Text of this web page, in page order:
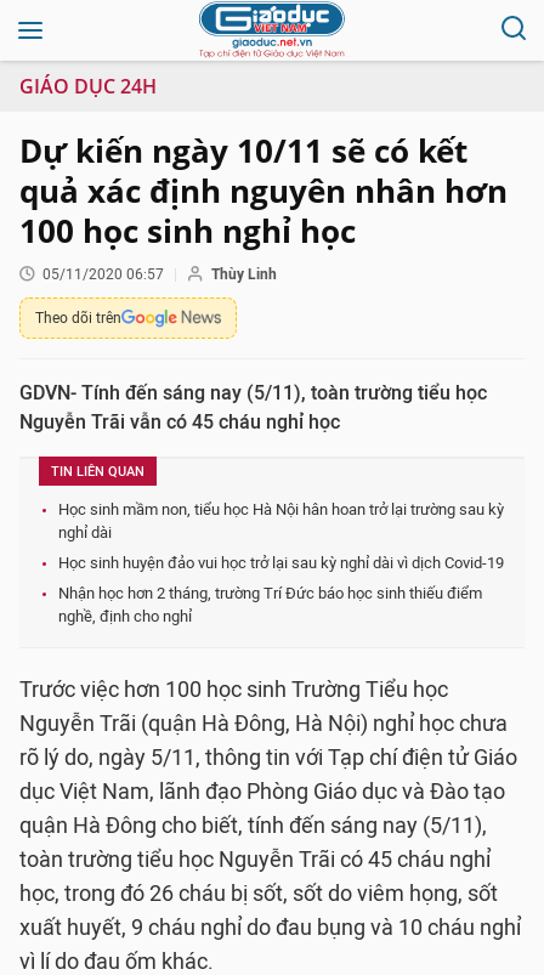
GIÁO DỤC 24H
Dự kiến ngày 10/11 sẽ có kết
quả xác định nguyên nhân hơn
100 học sinh nghỉ học
05/11/2020 06:57 Thùy Linh
Theo dõi trên
GDVN- Tính đến sáng nay (5/11), toàn trường tiểu học
Nguyễn Trãi vẫn có 45 cháu nghỉ học
TIN LIÊN QUAN
Học sinh mầm non, tiểu học Hà Nội hân hoan trở lại trường sau kỳ
nghỉ dài
Học sinh huyện đảo vui học trở lại sau kỳ nghỉ dài vì dịch Covid-19
Nhận học hơn 2 tháng, trường Trí Đức báo học sinh thiếu điểm
nghề, định cho nghỉ
Trước việc hơn 100 học sinh Trường Tiểu học
Nguyễn Trãi (quận Hà Đông, Hà Nội) nghỉ học chưa
rõ lý do, ngày 5/11, thông tin với Tạp chí điện tử Giáo
dục Việt Nam, lãnh đạo Phòng Giáo dục và Đào tạo
quận Hà Đông cho biết, tính đến sáng nay (5/11),
toàn trường tiểu học Nguyễn Trãi có 45 cháu nghỉ
học, trong đó 26 cháu bị sốt, sốt do viêm họng, sốt
xuất huyết, 9 cháu nghỉ do đau bụng và 10 cháu nghỉ
vì lí do đau ốm khác.